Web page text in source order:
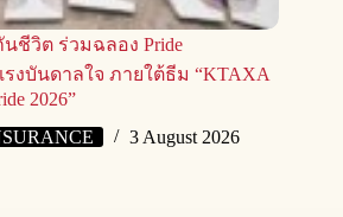
ชีวิต ร่วมฉลอง Pride
รงบันดาลใจ ภายใต้ธีม “KTAXA
2026”
3 August 2026